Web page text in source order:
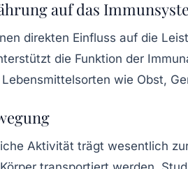
auf das
direkten Einfluss auf die
die Funktion der
wie Obst,
Aktivität trägt wesentlich